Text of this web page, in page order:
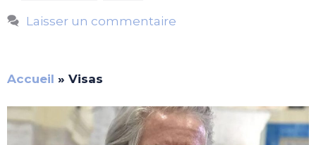
Laisser un commentaire
Accueil » Visas